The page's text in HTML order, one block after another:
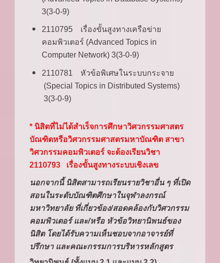
3(3-0-9)
2110795 เรื่องขั้นสูงทางเครือข่าย
คอมพิวเตอร์ (Advanced Topics in
Computer Network) 3(3-0-9)
2110781 หัวข้อพิเศษในระบบกระจาย
(Special Topics in Distributed Systems)
3(3-0-9)
* นิสิตที่ไม่ได้สำเร็จการศึกษาวิศวกรรมศาสตร
บัณฑิตหรือวิศวกรรมศาสตรมหาบัณฑิต สาขา
วิศวกรรมคอมพิวเตอร์ จะต้องเรียนวิชา
2110793 เรื่องขั้นสูงทางระบบเชิงเลข
นอกจากนี้ นิสิตสามารถเรียนรายวิชาอื่น ๆ ที่เปิด
สอนในระดับบัณฑิตศึกษาในจุฬาลงกรณ์
มหาวิทยาลัย ที่เกี่ยวข้อง/สอดคล้องกับวิศวกรรม
คอมพิวเตอร์ และ/หรือ หัวข้อวิทยานิพนธ์ของ
นิสิต โดยได้รับความเห็นชอบจากอาจารย์ที่
ปรึกษา และคณะกรรมการบริหารหลักสูตร